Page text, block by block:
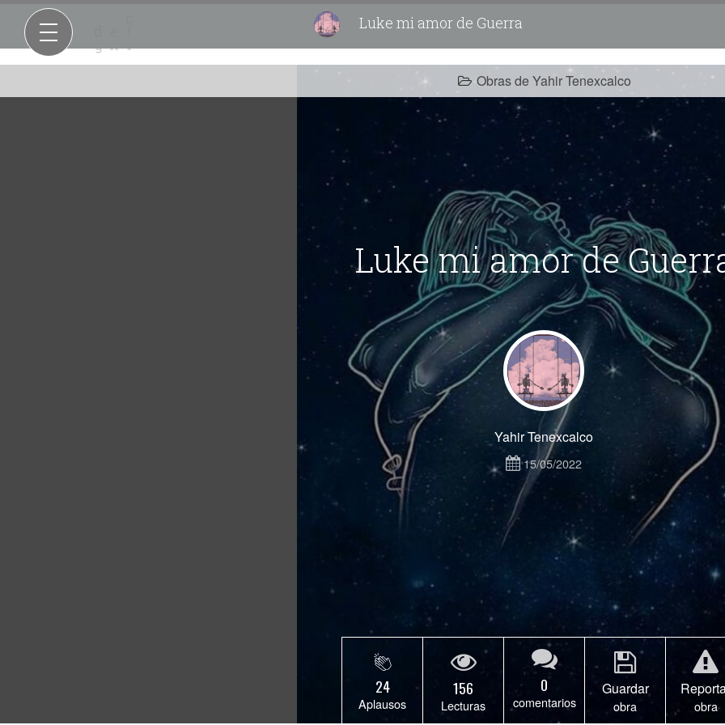
Luke mi amor de Guerra
Obras de Yahir Tenexcalco
Luke mi amor de
Yahir Tenexcalco
15/05/2022
24
Aplausos
156
Lecturas
0
comentarios
Guardar
obra obra